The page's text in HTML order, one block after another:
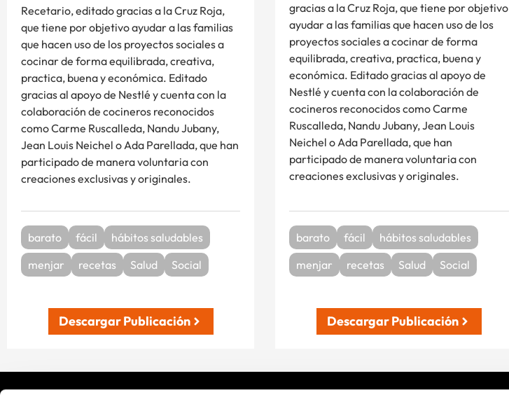
Recetario, editado gracias a la Cruz Roja,
que tiene por objetivo ayudar a las familias
que hacen uso de los proyectos sociales a
cocinar de forma equilibrada, creativa,
practica, buena y económica. Editado
gracias al apoyo de Nestlé y cuenta con la
colaboración de cocineros reconocidos
como Carme Ruscalleda, Nandu Jubany,
Jean Louis Neichel o Ada Parellada, que han
participado de manera voluntaria con
creaciones exclusivas y originales.
barato fácil
hábitos saludables
menjar
recetas Salud Social
Descargar Publicación
gracias a la Cruz Roja, que tiene por objetivo
ayudar a las familias que hacen uso de los
proyectos sociales a cocinar de forma
equilibrada, creativa, practica, buena y
económica. Editado gracias al apoyo de
Nestlé y cuenta con la colaboración de
cocineros reconocidos como Carme
Ruscalleda, Nandu Jubany, Jean Louis
Neichel o Ada Parellada, que han
participado de manera voluntaria con
creaciones exclusivas y originales.
barato fácil
hábitos saludables
menjar
recetas Salud Social
Descargar Publicación